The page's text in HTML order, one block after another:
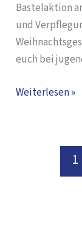
Bastelaktion
und
euch bei
Weiterlesen »
1